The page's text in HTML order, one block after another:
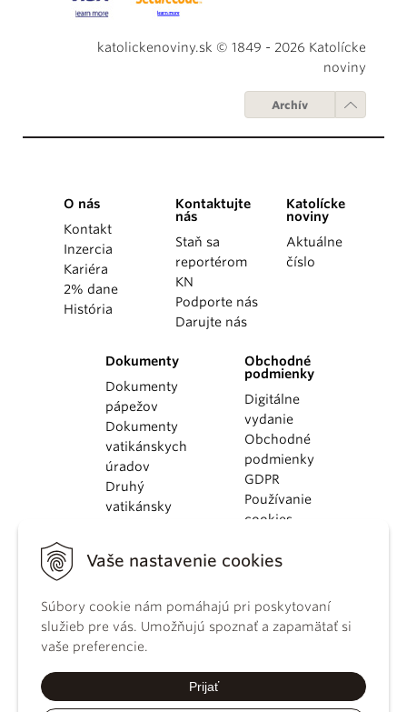
Vaše nastavenie cookies
Súbory cookie nám pomáhajú pri poskytovaní
služieb pre vás. Umožňujú spoznať a zapamätať si
vaše preferencie.
Prijať
katolickenoviny.sk © 1849 - 2026 Katolícke
noviny
Archív
O nás
Kontakt
Inzercia
Kariéra
2% dane
História
Kontaktujte
nás
Staň sa
reportérom
KN
Podporte nás
Darujte nás
Katolícke
noviny
Aktuálne
číslo
Dokumenty
Dokumenty
pápežov
Dokumenty
vatikánskych
úradov
Druhý
vatikánsky
KBS
kánonického
práva
Katechizmus
Obchodné
podmienky
Digitálne
vydanie
Obchodné
podmienky
GDPR
Používanie
cookies